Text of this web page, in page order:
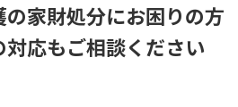
家財処分にお困りの方
応もご相談ください